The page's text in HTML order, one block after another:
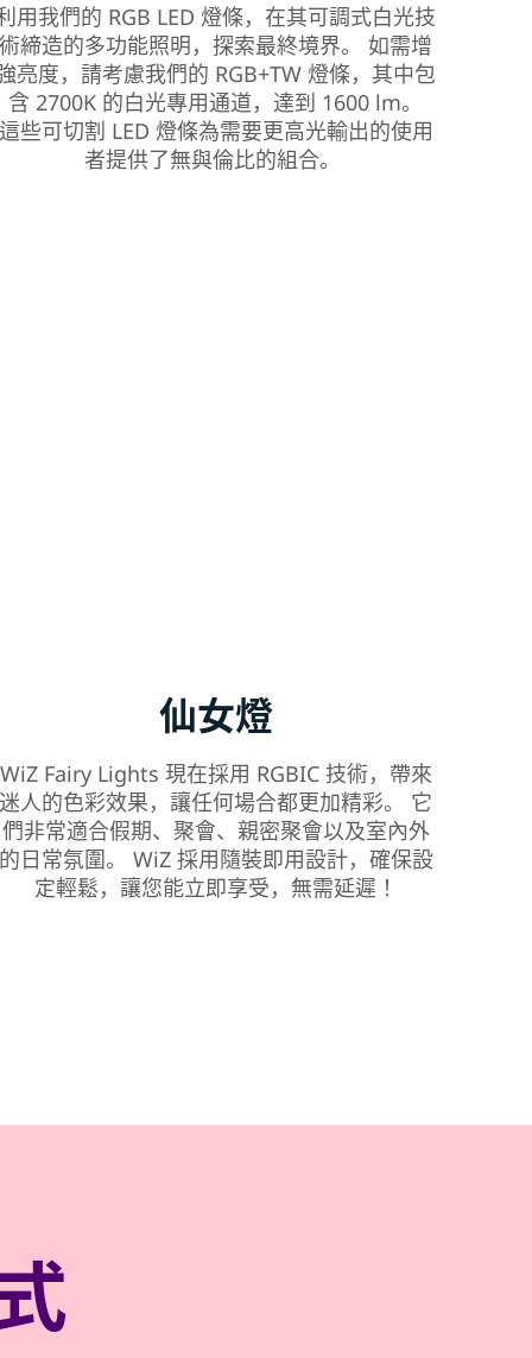
用我們的 RGB LED 燈條，在其可調式白光技
術締造的多功能照明，探索最終境界。 如需增
亮度，請考慮我們的 RGB+TW 燈條，其中包
含 2700K 的白光專用通道，達到 1600 lm。
這些可切割 LED 燈條為需要更高光輸出的使用
者提供了無與倫比的組合。
仙女燈
WiZ Fairy Lights 現在採用 RGBIC 技術，帶來
迷人的色彩效果，讓任何場合都更加精彩。 它
們非常適合假期、聚會、親密聚會以及室內外
的日常氛圍。 WiZ 採用隨裝即用設計，確保設
定輕鬆，讓您能立即享受，無需延遲！